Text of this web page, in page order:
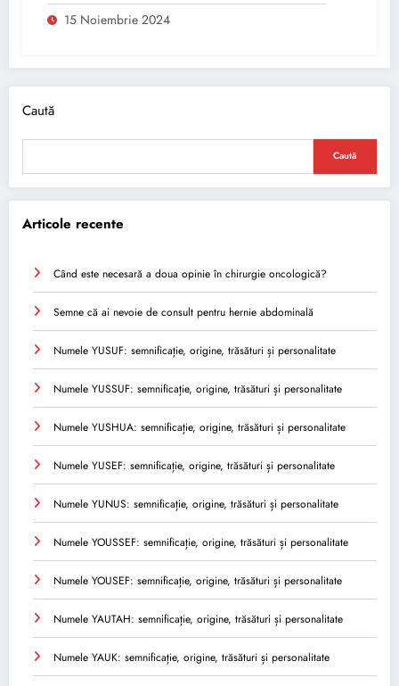
15 Noiembrie 2024
Caută
Caută
Articole recente
Când este necesară a doua opinie în chirurgie oncologică?
Semne că ai nevoie de consult pentru hernie abdominală
Numele YUSUF: semnificație, origine, trăsături și personalitate
Numele YUSSUF: semnificație, origine, trăsături și personalitate
Numele YUSHUA: semnificație, origine, trăsături și personalitate
Numele YUSEF: semnificație, origine, trăsături și personalitate
Numele YUNUS: semnificație, origine, trăsături și personalitate
Numele YOUSSEF: semnificație, origine, trăsături și personalitate
Numele YOUSEF: semnificație, origine, trăsături și personalitate
Numele YAUTAH: semnificație, origine, trăsături și personalitate
Numele YAUK: semnificație, origine, trăsături și personalitate